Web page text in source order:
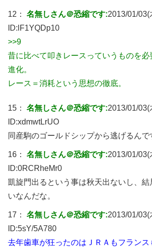
12： 名無しさん＠恐縮です:2013/01/03(
ID: lF1YQDp10
>>9
昔に比べて叩きレースっていうものを
進化。
レース＝消耗という思想の徹底。
15： 名無しさん＠恐縮です:2013/01/03(
ID:xdmwtLrUO
同産駒のゴールドシップから逃げるんで
16： 名無しさん＠恐縮です:2013/01/03(
ID:0RCRheMr0
凱旋門出るという事は秋天出ないし、結
いなんだな。
17： 名無しさん＠恐縮です:2013/01/03(
ID:5sY/5A780
去年歯車が狂ったのはＪＲＡもフランス